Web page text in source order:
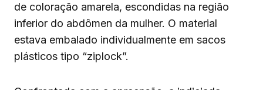
de coloração amarela, escondidas na região
inferior do abdômen da mulher. O material
estava embalado individualmente em sacos
plásticos tipo “ziplock”.